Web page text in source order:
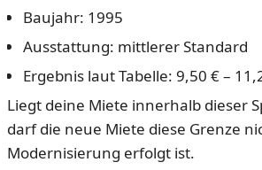
Baujahr: 1995
Ausstattung: mittlerer Standard
Ergebnis laut Tabelle: 9,50 € –
Liegt deine Miete innerhalb dieser
darf die neue Miete diese Grenze
Modernisierung erfolgt ist.